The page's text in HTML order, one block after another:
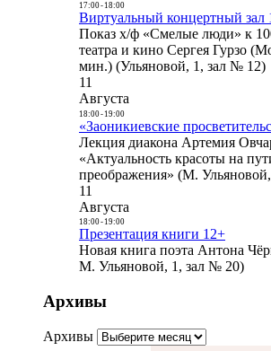
17:00- 18:00
Виртуальный концертный зал
Показ х/ф «Смелые люди» к
театра и кино Сергея Гурзо
мин.) (Ульяновой, 1, зал № 12)
11
Августа
18:00- 19:00
«Заоникиевские
Лекция диакона Артемия
«Актуальность красоты на
преображения» (М.
11
Августа
18:00- 19:00
Презентация книги 12+
Новая книга поэта Антона
М. Ульяновой, 1, зал № 20)
Архивы
Архивы